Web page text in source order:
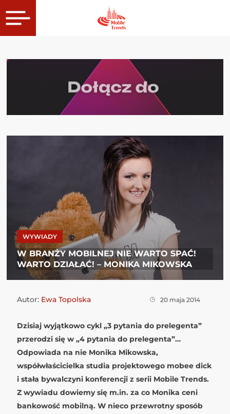
WYWIADY
W BRANŻY MOBILNEJ NIE WARTO SPAĆ!
WARTO DZIAŁAĆ! – MONIKA MIKOWSKA
Autor: Ewa Topolska 20 maja 2014
Dzisiaj wyjątkowo cykl „3 pytania do prelegenta”
przerodzi się w „4 pytania do prelegenta”…
Odpowiada na nie Monika Mikowska,
współwłaścicielka studia projektowego mobee dick
i stała bywalczyni konferencji z serii Mobile Trends.
Z wywiadu dowiemy się m.in. za co Monika ceni
bankowość mobilną. W nieco przewrotny sposób